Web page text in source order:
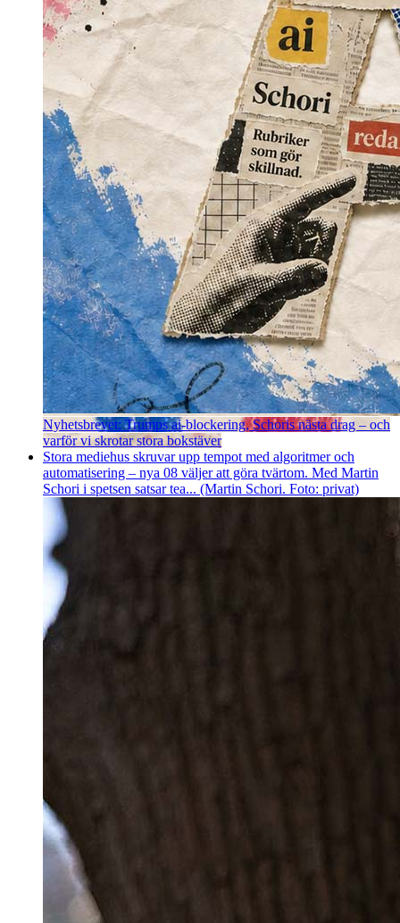
Nyhetsbrevet: Trumps ai-blockering, Schoris nästa drag – och
varför vi skrotar stora bokstäver
Stora mediehus skruvar upp tempot med algoritmer och
automatisering – nya 08 väljer att göra tvärtom. Med Martin
Schori i spetsen satsar tea... (Martin Schori. Foto: privat)